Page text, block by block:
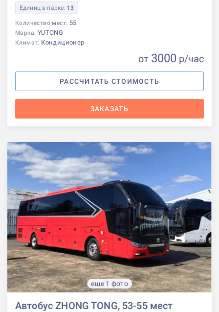
Единиц в парке: 13
Количество мест: 55
Марка: YUTONG
Климат: Кондиционер
от 3000 р/час
РАССЧИТАТЬ СТОИМОСТЬ
ЗАКАЗАТЬ
еще 1 фото
Автобус ZHONG TONG, 53-55 мест